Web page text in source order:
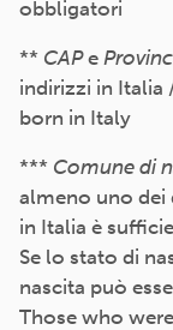
obbligatori
** CAPe
indirizzi in
born in Italy
*** Comune di
almeno uno dei
in Italia è
Se lo stato di
nascita può
Those who